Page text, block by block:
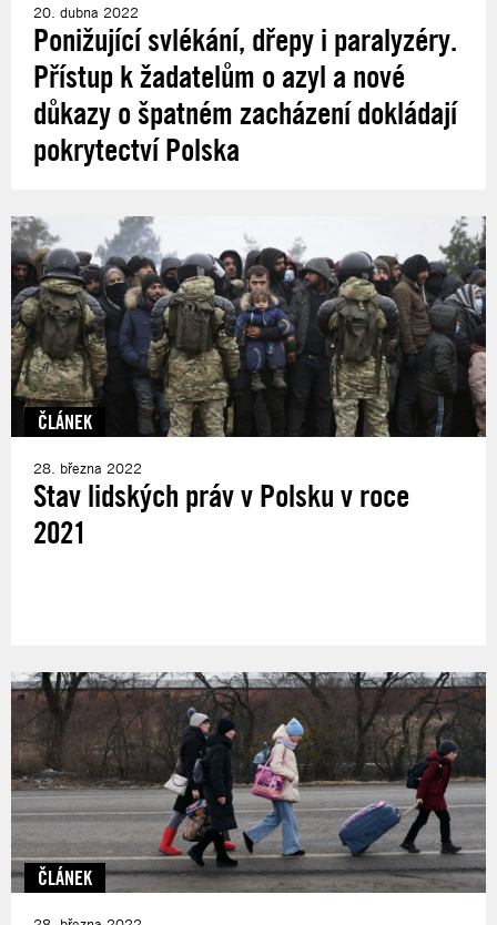
20. dubna 2022
Ponižující svlékání, dřepy i paralyzéry.
Přístup k žadatelům o azyl a nové
důkazy o špatném zacházení dokládají
pokrytectví Polska
ČLÁNEK
28. března 2022
Stav lidských práv v Polsku v roce
2021
ČLÁNEK